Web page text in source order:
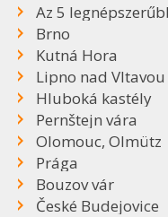
Az 5
Brno
Kutná Hora
Lipno nad Vltavou
Hluboká kastély
Pernštejn vára
Olomouc, Olmütz
Prága
Bouzov vár
České Budejovice